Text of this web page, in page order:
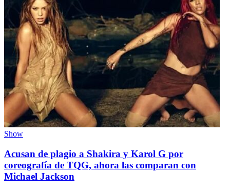
Show
Acusan de plagio a Shakira y Karol G por
coreografía de TQG, ahora las comparan con
Michael Jackson